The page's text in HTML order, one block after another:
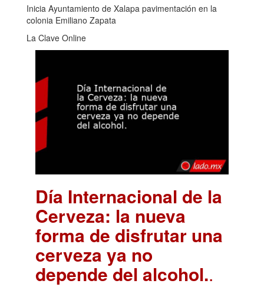
Inicia Ayuntamiento de Xalapa pavimentación en la
colonia Emiliano Zapata
La Clave Online
Día Internacional de la
Cerveza: la nueva
forma de disfrutar una
cerveza ya no
depende del alcohol..